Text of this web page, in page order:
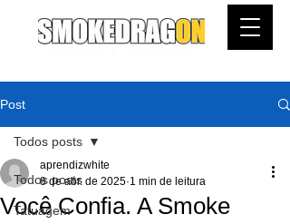
Post
Todos posts
Tatuagem
Todos posts
Você Confia. A Smoke
aprendizwhite
8 de abr. de 2025 1 min de leitura